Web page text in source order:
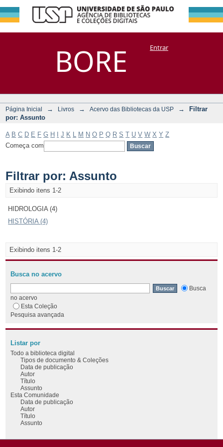
BORE
Filtrar por:
Assunto
DSpace/Manakin + CoriscoEntrar
Página Inicial → Livros → Acervo das Bibliotecas da USP →
Filtrar
por: Assunto
A B C D E F G H J K M N O P Q R S T U V W X Y Z
Começa com
Filtrar por: Assunto
Exibindo itens 1-2
HIDROLOGIA (4)
HISTÓRIA (4)
Exibindo itens 1-2
Busca no acervo
Busca
no acervo
Esta Coleção
Pesquisa avançada
Listar por
Todo a biblioteca digital
Tipos de documento & Coleções
Data de publicação
Autor
Título
Assunto
Esta Comunidade
Data de publicação
Autor
Título
Assunto